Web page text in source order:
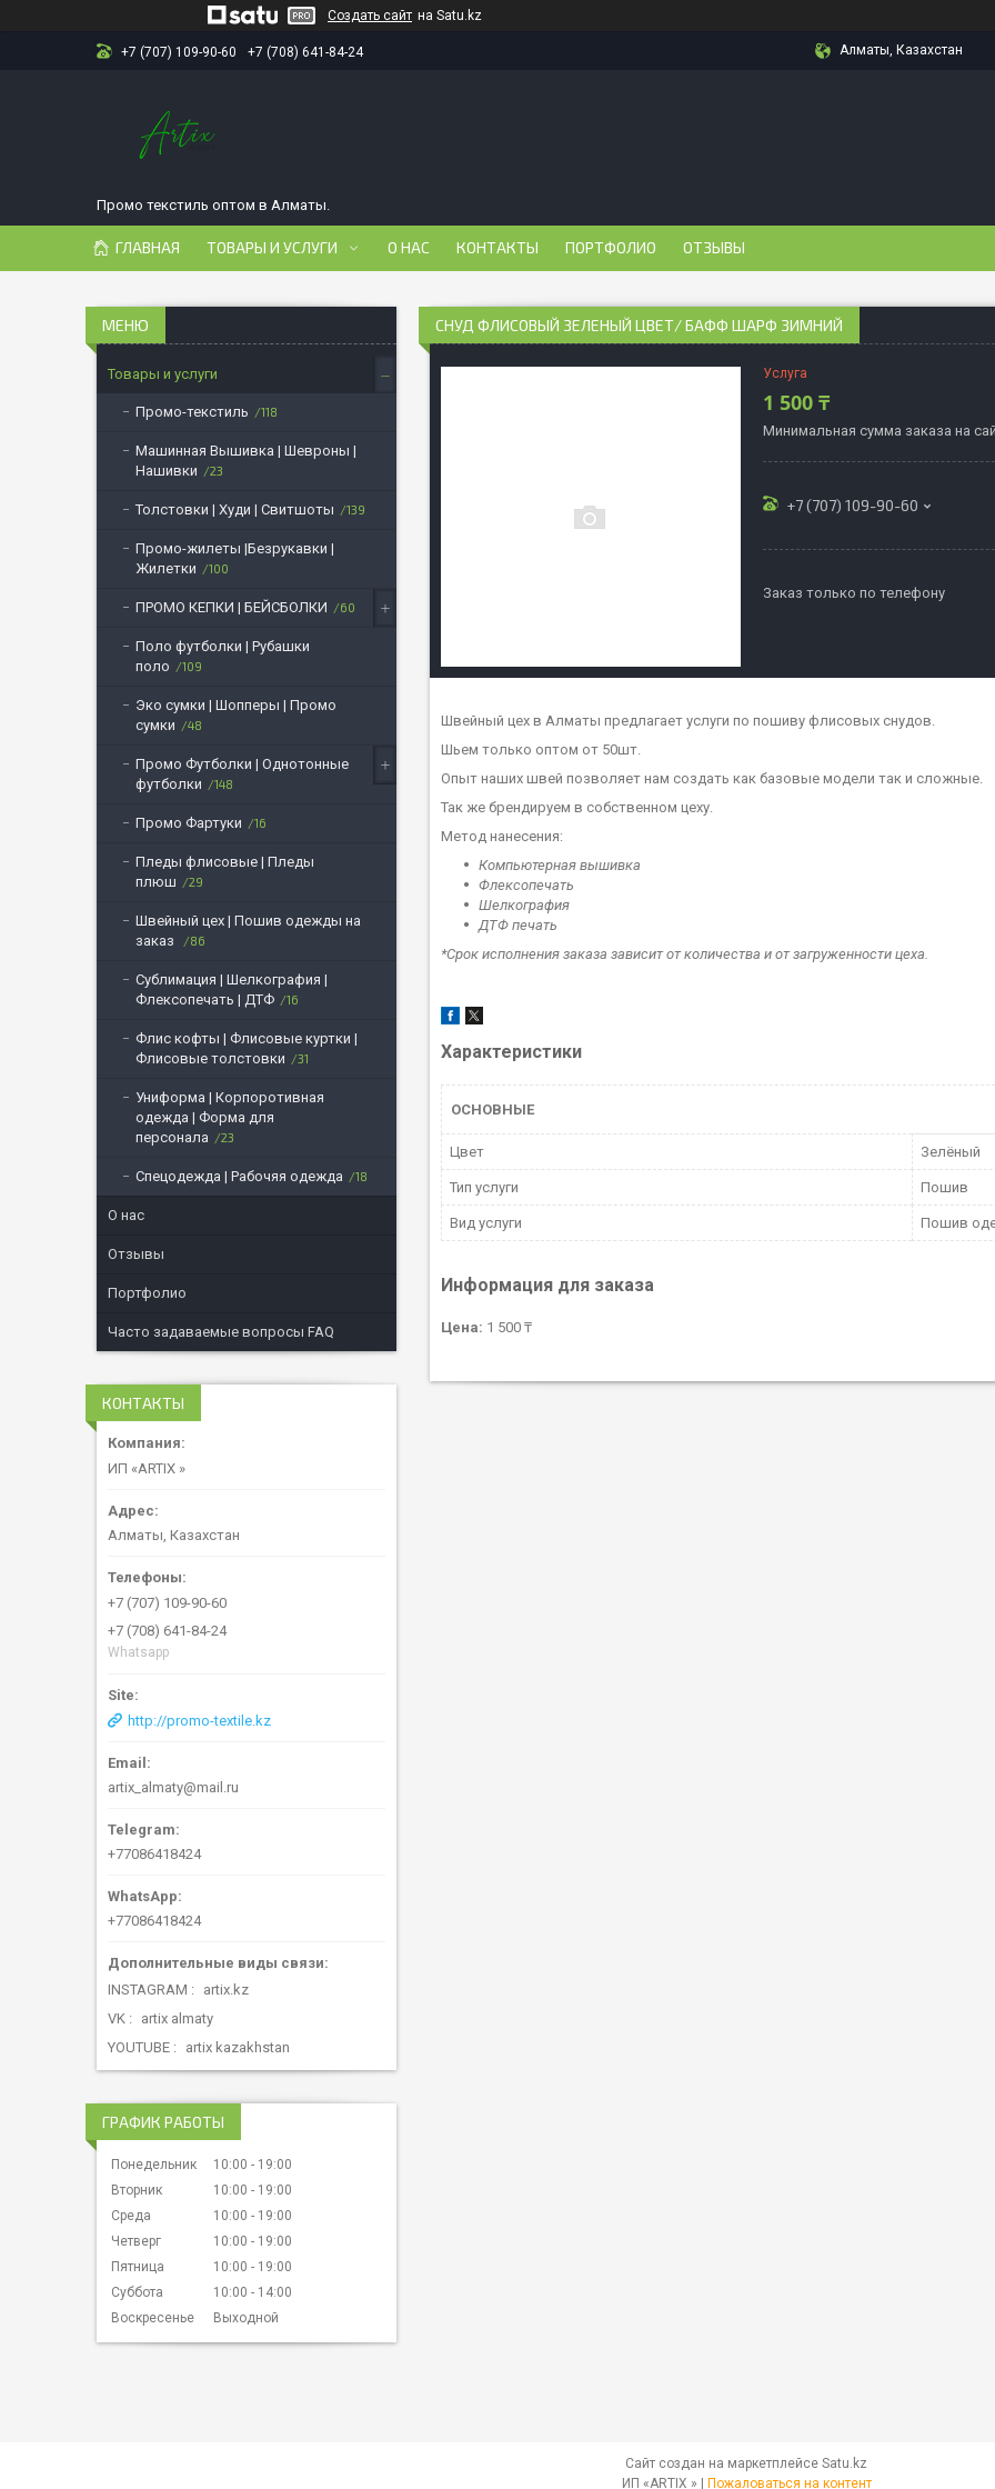
Создать сайт на Satu.kz
+7 (707) 109-90-60 +7 (708) 641-84-24 Алматы, Казахстан
Промо текстиль оптом в Алматы.
ГЛАВНАЯ ТОВАРЫ И УСЛУГИ О НАС КОНТАКТЫ ПОРТФОЛИО ОТЗЫВЫ
СНУД ФЛИСОВЫЙ ЗЕЛЕНЫЙ ЦВЕТ/ БАФФ ШАРФ ЗИМНИЙ
Услуга
1 500 ₸
Минимальная сумма заказа на
+7 (707) 109-90-60
Заказ только по телефону
Швейный цех в Алматы предлагает услуги по пошиву флисовых снудов.
Шьем только оптом от 50шт.
Опыт наших швей позволяет нам создать как базовые модели так и сложные.
Так же брендируем в собственном цеху.
Метод нанесения:
Компьютерная вышивка
Флексопечать
Шелкография
ДТФ печать
*Срок исполнения заказа зависит от количества и от загруженности цеха.
Характеристики
ОСНОВНЫЕ
Цвет Зелёный
Тип услуги Пошив
Вид услуги Пошив
Информация для заказа
Цена: 1 500 ₸
Товары и услуги
Промо-текстиль 118
Машинная Вышивка | Шевроны |
Нашивки
23
Толстовки | Худи | Свитшоты 139
Промо-жилеты |Безрукавки |
Жилетки
100
ПРОМО КЕПКИ | БЕЙСБОЛКИ 60
Поло футболки | Рубашки
поло
109
Эко сумки | Шопперы | Промо
сумки
48
Промо Футболки | Однотонные
футболки
148
Промо Фартуки 16
Пледы флисовые | Пледы
плюш
29
Швейный цех | Пошив одежды на
заказ
86
Сублимация | Шелкография |
Флексопечать | ДТФ
16
Флис кофты | Флисовые куртки |
Флисовые толстовки
31
Униформа | Корпоротивная
одежда | Форма для
персонала
23
Спецодежда | Рабочяя одежда 18
О нас
Отзывы
Портфолио
Часто задаваемые вопросы FAQ
КОНТАКТЫ
ИП «ARTIX »
Алматы, Казахстан
+7 (707) 109-90-60
+7 (708) 641-84-24
Whatsapp
http://promo-textile.kz
artix_almaty@mail.ru
+77086418424
+77086418424
INSTAGRAM
artix.kz
VK
artix almaty
YOUTUBE
artix kazakhstan
ГРАФИК РАБОТЫ
Понедельник 10:00
19:00
Вторник
10:00
19:00
Среда
10:00
19:00
Четверг
10:00
19:00
Пятница
10:00
19:00
Суббота
10:00
14:00
Воскресенье
Выходной
Сайт создан на маркетплейсе Satu.kz
Пожаловаться на контент